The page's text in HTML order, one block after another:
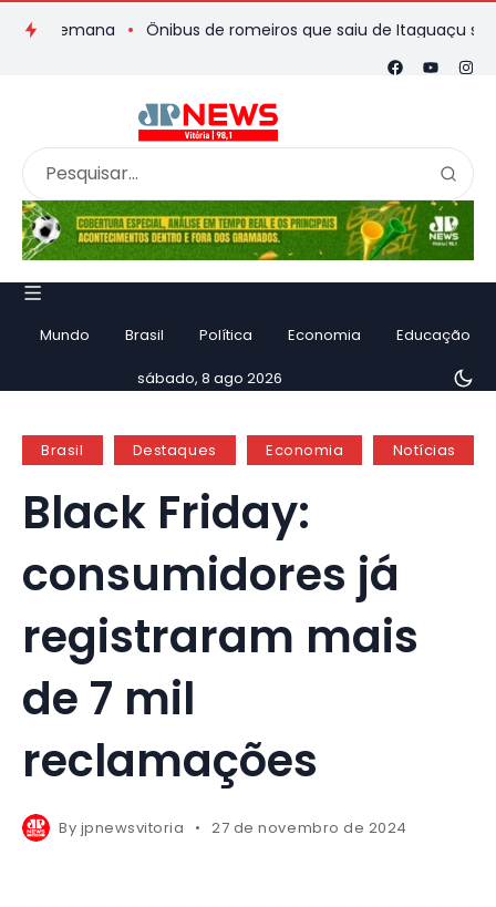
Ônibus de romeiros que saiu de Itaguaçu sofre
Mundo Brasil Política Economia Educação
sábado, 8 ago 2026
Brasil Destaques Economia Notícias
Black Friday:
consumidores já
registraram mais
de 7 mil
reclamações
By jpnewsvitoria 27 de novembro de 2024